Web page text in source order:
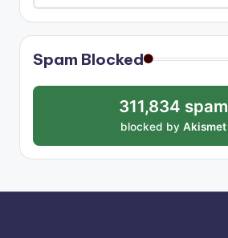
Spam Blocked
311,834 spam
blocked by Akismet